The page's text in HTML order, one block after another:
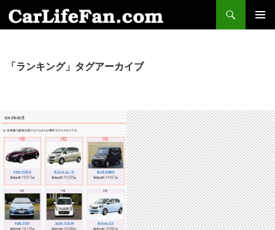
索コ
ン
キ
ッ
プ
「ランキング」タグアーカイブ